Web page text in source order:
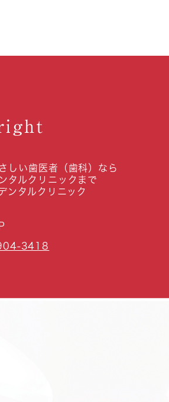
しい歯医者（歯科）なら
タルクリニックまで
ンタルクリニック
3418